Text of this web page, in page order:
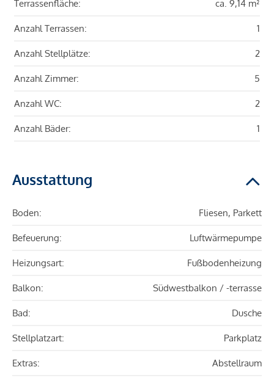
Terrassenfläche: ca. 9,14 m²
Anzahl Terrassen: 1
Anzahl Stellplätze: 2
Anzahl Zimmer: 5
Anzahl WC: 2
Anzahl Bäder: 1
Ausstattung
Boden: Fliesen, Parkett
Befeuerung: Luftwärmepumpe
Heizungsart: Fußbodenheizung
Balkon: Südwestbalkon / -terrasse
Bad: Dusche
Stellplatzart: Parkplatz
Extras: Abstellraum